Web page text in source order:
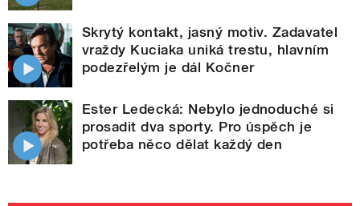
Skrytý kontakt, jasný motiv. Zadavatel
vraždy Kuciaka uniká trestu, hlavním
podezřelým je dál Kočner
Ester Ledecká: Nebylo jednoduché si
prosadit dva sporty. Pro úspěch je
potřeba něco dělat každý den